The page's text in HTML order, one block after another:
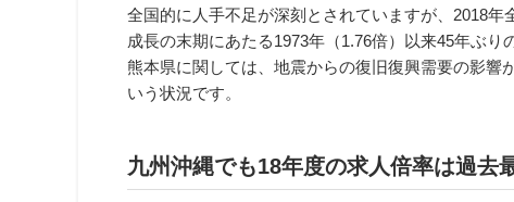
全国的に人手不足が深刻とされていますが、2018
成長の末期にあたる1973年（1.76倍）以来45年ぶり
熊本県に関しては、地震からの復旧復興需要の影響
いう状況です。
九州沖縄でも18年度の求人倍率は過去